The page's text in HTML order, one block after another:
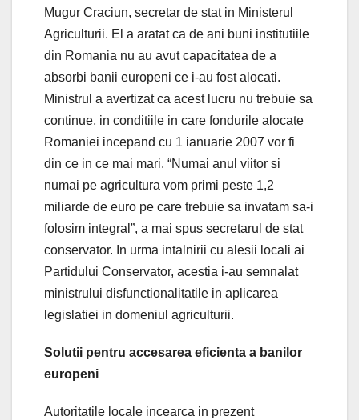
Mugur Craciun, secretar de stat in Ministerul
Agriculturii. El a aratat ca de ani buni institutiile
din Romania nu au avut capacitatea de a
absorbi banii europeni ce i-au fost alocati.
Ministrul a avertizat ca acest lucru nu trebuie sa
continue, in conditiile in care fondurile alocate
Romaniei incepand cu 1 ianuarie 2007 vor fi
din ce in ce mai mari. “Numai anul viitor si
numai pe agricultura vom primi peste 1,2
miliarde de euro pe care trebuie sa invatam sa-i
folosim integral”, a mai spus secretarul de stat
conservator. In urma intalnirii cu alesii locali ai
Partidului Conservator, acestia i-au semnalat
ministrului disfunctionalitatile in aplicarea
legislatiei in domeniul agriculturii.
Solutii pentru accesarea eficienta a banilor
europeni
Autoritatile locale incearca in prezent